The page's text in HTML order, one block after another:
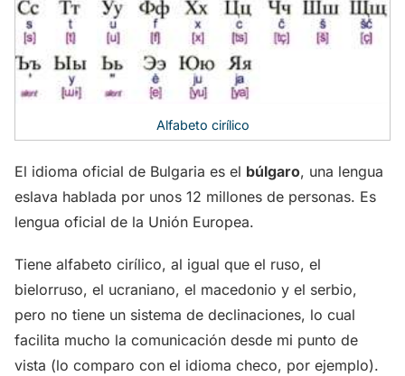
Alfabeto cirílico
El idioma oficial de Bulgaria es el búlgaro, una lengua
eslava hablada por unos 12 millones de personas. Es
lengua oficial de la Unión Europea.
Tiene alfabeto cirílico, al igual que el ruso, el
bielorruso, el ucraniano, el macedonio y el serbio,
pero no tiene un sistema de declinaciones, lo cual
facilita mucho la comunicación desde mi punto de
vista (lo comparo con el idioma checo, por ejemplo).